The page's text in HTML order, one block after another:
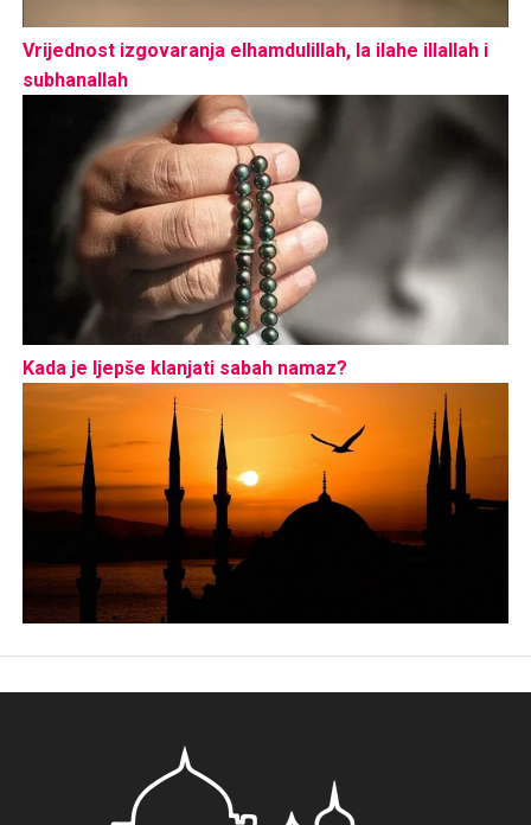
Vrijednost izgovaranja elhamdulillah, la ilahe illallah i
subhanallah
Kada je ljepše klanjati sabah namaz?